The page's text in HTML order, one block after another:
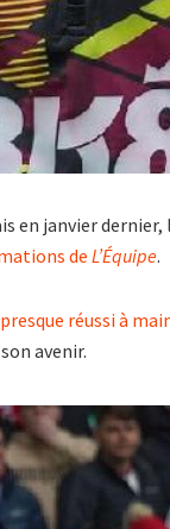
janvier dernier,
de L’Équipe.
réussi à
avenir.